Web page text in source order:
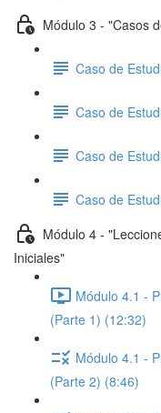
Módulo 3 - "Casos
Caso de
Caso de
Caso de
Caso de
Módulo 4 -
Iniciales"
Módulo 4.1 -
(Parte 1) (12:32)
Módulo 4.1 -
(Parte 2) (8:46)